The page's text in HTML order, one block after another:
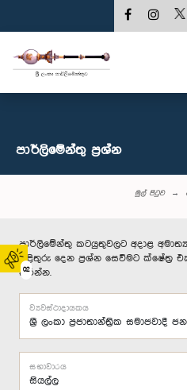
02
පාර්ලි‌මේන්තු‌ ප්‍රශ්න
මුල් පිටුව
පාර්ලිමේන්තු කටයුතුවලට අදාළ
පිළිතුරු දෙන ප්‍රශ්න සෙවීමට
කරන්න.
ව්‍යවස්ථාදායකය
සභාවාරය